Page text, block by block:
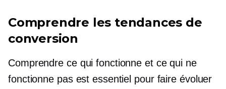
Comprendre les tendances de
conversion
Comprendre ce qui fonctionne et ce qui ne
fonctionne pas est essentiel pour faire évoluer